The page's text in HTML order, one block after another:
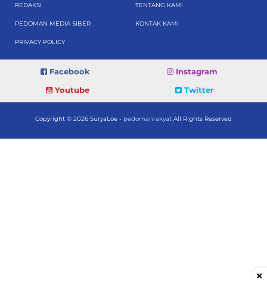
REDAKSI TENTANG KAMI
PEDOMAN MEDIA SIBER KONTAK KAMI
PRIVACY POLICY
Facebook
Instagram
Youtube
Twitter
Copyright © 2026 SuryaLoe - pedomanrakyat All Rights Reserved
×